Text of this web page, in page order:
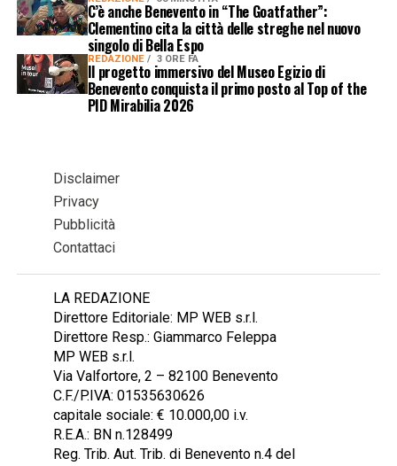
C’è anche Benevento in “The Goatfather”:
Clementino cita la città delle streghe nel nuovo
singolo di Bella Espo
REDAZIONE 3 ORE FA
Il progetto immersivo del Museo Egizio di
Benevento conquista il primo posto al Top of the
PID Mirabilia 2026
Disclaimer
Privacy
Pubblicità
Contattaci
LA REDAZIONE
Direttore Editoriale: MP WEB s.r.l.
Direttore Resp.: Giammarco Feleppa
MP WEB s.r.l.
Via Valfortore, 2 – 82100 Benevento
C.F./P.IVA: 01535630626
capitale sociale: € 10.000,00 i.v.
R.E.A.: BN n.128499
Reg. Trib. Aut. Trib. di Benevento n.4 del